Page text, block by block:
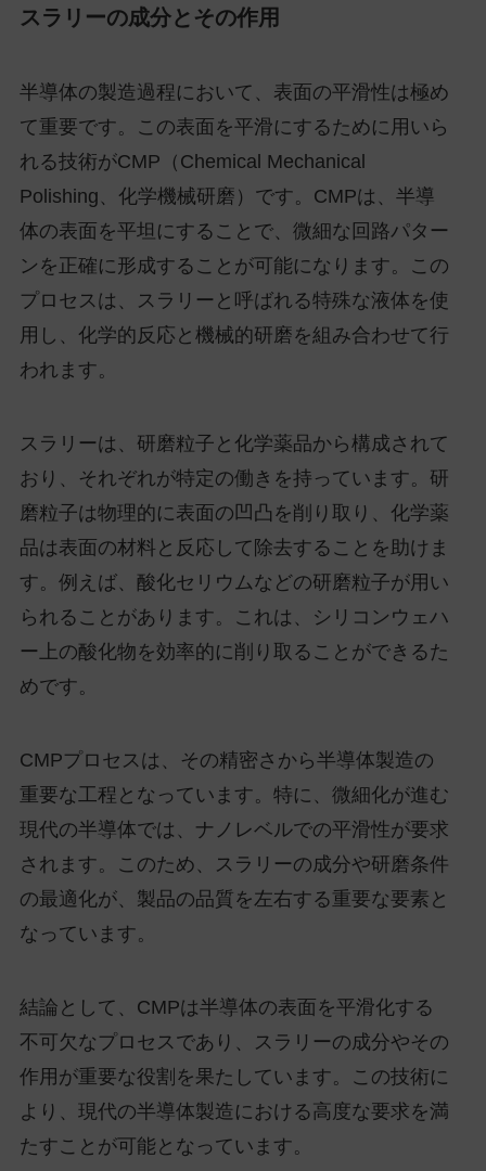
スラリーの成分とその作用
半導体の製造過程において、表面の平滑性は極め
て重要です。この表面を平滑にするために用いら
れる技術がCMP（Chemical Mechanical
Polishing、化学機械研磨）です。CMPは、半導
体の表面を平坦にすることで、微細な回路パター
ンを正確に形成することが可能になります。この
プロセスは、スラリーと呼ばれる特殊な液体を使
用し、化学的反応と機械的研磨を組み合わせて行
われます。
スラリーは、研磨粒子と化学薬品から構成されて
おり、それぞれが特定の働きを持っています。研
磨粒子は物理的に表面の凹凸を削り取り、化学薬
品は表面の材料と反応して除去することを助けま
す。例えば、酸化セリウムなどの研磨粒子が用い
られることがあります。これは、シリコンウェハ
ー上の酸化物を効率的に削り取ることができるた
めです。
CMPプロセスは、その精密さから半導体製造の
重要な工程となっています。特に、微細化が進む
現代の半導体では、ナノレベルでの平滑性が要求
されます。このため、スラリーの成分や研磨条件
の最適化が、製品の品質を左右する重要な要素と
なっています。
結論として、CMPは半導体の表面を平滑化する
不可欠なプロセスであり、スラリーの成分やその
作用が重要な役割を果たしています。この技術に
より、現代の半導体製造における高度な要求を満
たすことが可能となっています。